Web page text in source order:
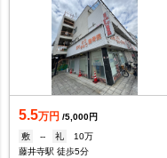
5.5万円 /5,000円
敷
-- 礼
10万
藤井寺駅 徒歩5分